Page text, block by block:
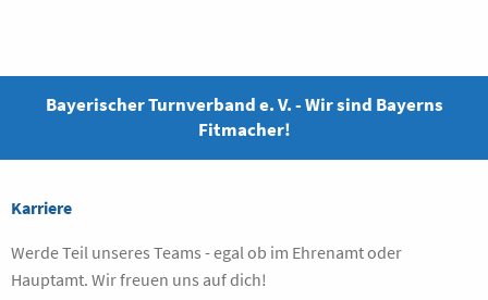
Bayerischer Turnverband e. V. - Wir sind Bayerns
Fitmacher!
Karriere
Werde Teil unseres Teams - egal ob im Ehrenamt oder
Hauptamt. Wir freuen uns auf dich!